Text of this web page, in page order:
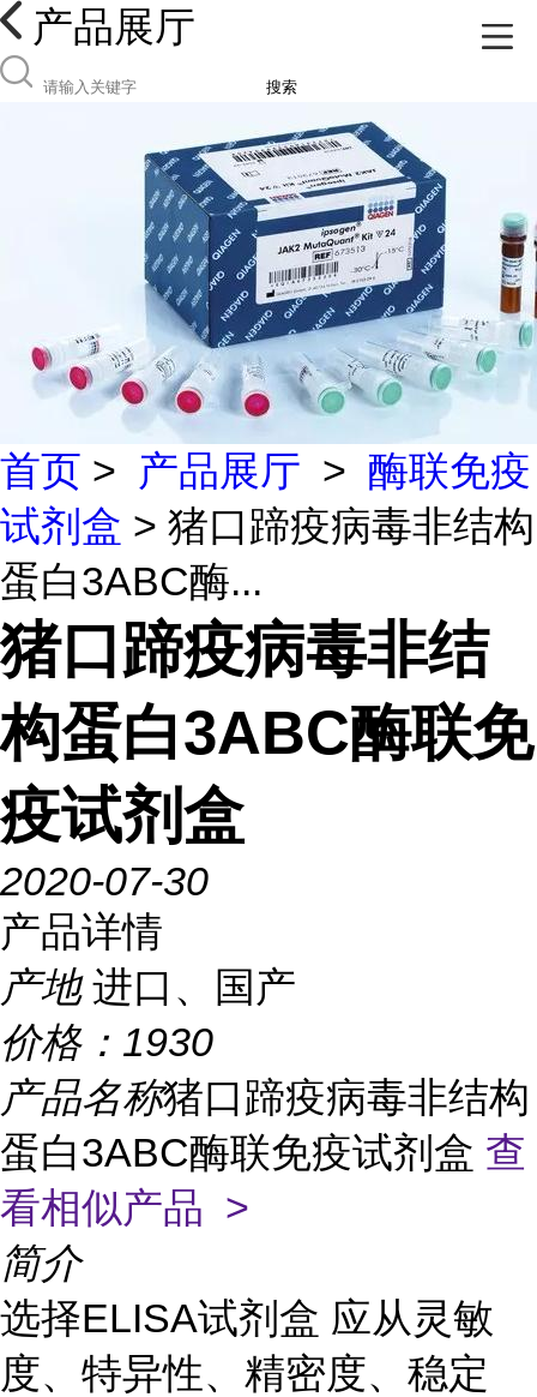
产品展厅
搜索
首页 > 产品展厅 > 酶联免疫
试剂盒 > 猪口蹄疫病毒非结构
蛋白3ABC酶...
猪口蹄疫病毒非结
构蛋白3ABC酶联免
疫试剂盒
2020-07-30
产品详情
产地 进口、国产
价格： 1930
产品名称猪口蹄疫病毒非结构
蛋白3ABC酶联免疫试剂盒 查
看相似产品 >
简介
选择ELISA试剂盒 应从灵敏
度、特异性、精密度、稳定